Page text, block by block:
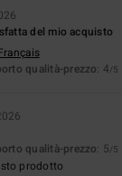
del mio acquisto
qualità-prezzo: 4/5
qualità-prezzo: 5/5
prodotto